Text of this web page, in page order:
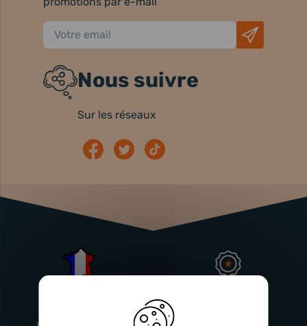
Nous suivre
Sur les réseaux